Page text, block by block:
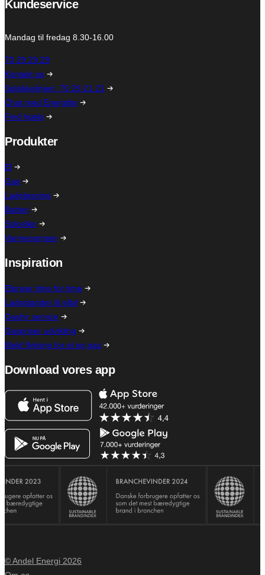
Kundeservice
Mandag til fredag 8.30-16.00
70 29 29 29
Kontakt os
Solsikkelinjen: 70 29 21 21
Chat med Energitte
Find hjælp
Produkter
El
Gas
Ladeløsning
Batteri
Solceller
Varmepumper
Inspiration
Elpriser time for time
Ladestander til elbil
Gasfyr service
Gaspriser udvikling
Meld flytning for el og gas
Download vores app
© Andel Energi 2026